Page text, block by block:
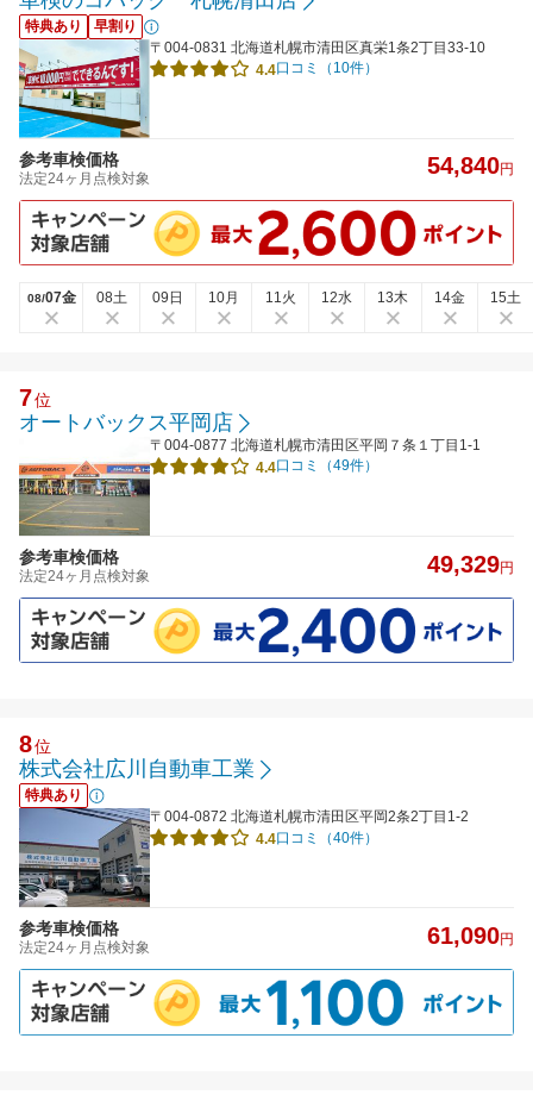
特典あり
早割り
〒004-0831 北海道札幌市清田区真栄1条2丁目33-10
4.4口コミ（10件）
参考車検価格
法定24ヶ月点検対象 54,840円
08/07金 08土 09日 10月 11火 12水 13木 14金 15土
7位
オートバックス平岡店
〒004-0877 北海道札幌市清田区平岡７条１丁目1-1
4.4口コミ（49件）
参考車検価格
法定24ヶ月点検対象 49,329円
8位
株式会社広川自動車工業
特典あり
〒004-0872 北海道札幌市清田区平岡2条2丁目1-2
4.4口コミ（40件）
参考車検価格
法定24ヶ月点検対象 61,090円